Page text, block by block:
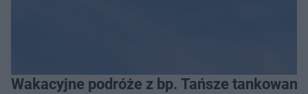
Wakacyjne podróże z bp. Tańsze